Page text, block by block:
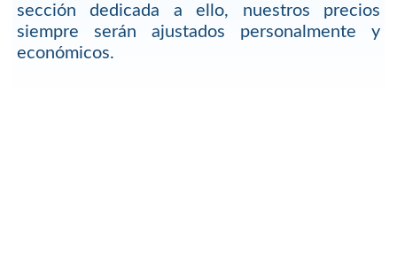
sección dedicada a ello, nuestros precios
siempre serán ajustados personalmente y
económicos.